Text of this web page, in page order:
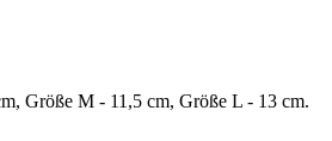
Größe M - 11,5 cm, Größe L - 13 cm.